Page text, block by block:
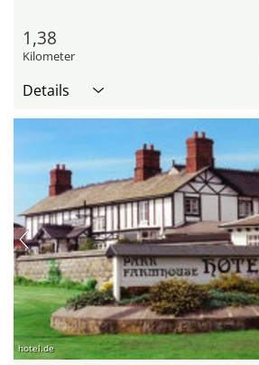
1,38
Kilometer
Details
hotel.de